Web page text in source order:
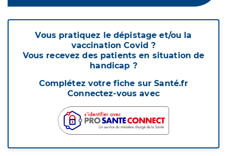
Vous pratiquez le dépistage et/ou la
vaccination Covid ?
Vous recevez des patients en situation de
handicap ?
Complétez votre fiche sur Santé.fr
Connectez-vous avec